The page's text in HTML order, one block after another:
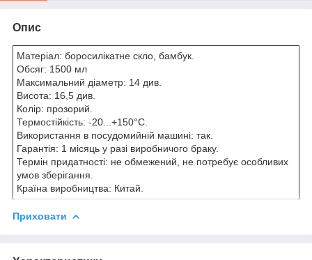
Опис
Матеріал: боросилікатне скло, бамбук.
Обсяг: 1500 мл
Максимальний діаметр: 14 див.
Висота: 16,5 див.
Колір: прозорий.
Термостійкість: -20...+150°C.
Використання в посудомийній машині: так.
Гарантія: 1 місяць у разі виробничого браку.
Термін придатності: не обмежений, не потребує особливих
умов зберігання.
Країна виробництва: Китай.
Приховати